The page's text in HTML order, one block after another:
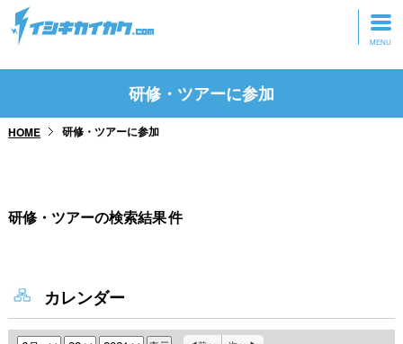
トップページ
研修・ツアーに参加
研修・ツアーに参加
HOME 研修・ツアーに参加
研修・ツアーの検索結果件
カレンダー